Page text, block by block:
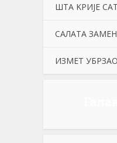
ШТА KРИЈЕ
САЛАТА
ИЗМЕТ